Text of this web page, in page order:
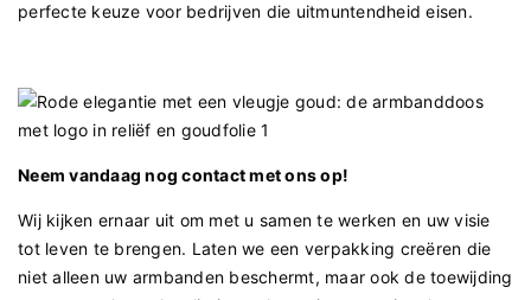
perfecte keuze voor bedrijven die uitmuntendheid eisen.
Neem vandaag nog contact met ons op!
Wij kijken ernaar uit om met u samen te werken en uw visie
tot leven te brengen. Laten we een verpakking creëren die
niet alleen uw armbanden beschermt, maar ook de toewijding